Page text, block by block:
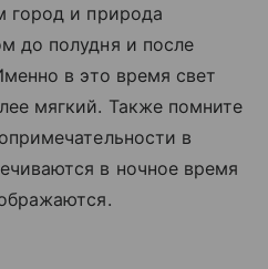
город и природа
до полудня и после
в это время свет
мягкий. Также помните
в
в ночное время